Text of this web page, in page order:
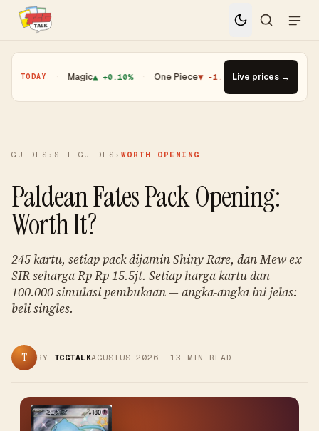
TODAY
· Magic ▲ +0.10% · One Piece▼ -1.08% · Top Gainer ·
Live prices →
GUIDES › SET GUIDES › WORTH OPENING
Paldean Fates Pack Opening:
Worth It?
245 kartu, setiap pack dijamin Shiny Rare, dan Mew ex
SIR seharga Rp Rp 15.5jt. Setiap harga kartu dan
100.000 simulasi pembukaan — angka-angka ini jelas:
beli singles.
T BY TCGTALKAGUSTUS 2026 · 13 MIN READ